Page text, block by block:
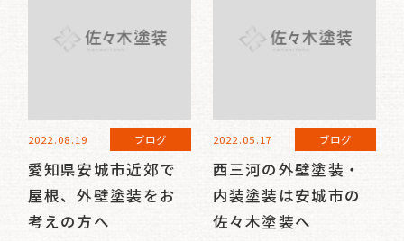
2022.08.19 ブログ
愛知県安城市近郊で
屋根、外壁塗装をお
考えの方へ
2022.05.17 ブログ
西三河の外壁塗装・
内装塗装は安城市の
佐々木塗装へ